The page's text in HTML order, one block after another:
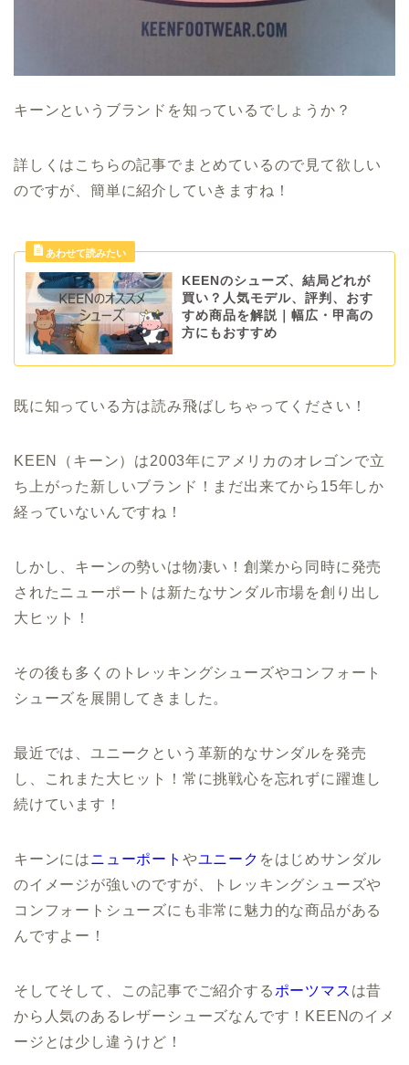
キーンというブランドを知っているでしょうか？
詳しくはこちらの記事でまとめているので見て欲しい
のですが、簡単に紹介していきますね！
KEENのシューズ、結局どれが
買い？人気モデル、評判、おす
すめ商品を解説｜幅広・甲高の
方にもおすすめ
既に知っている方は読み飛ばしちゃってください！
KEEN（キーン）は2003年にアメリカのオレゴンで立
ち上がった新しいブランド！まだ出来てから15年しか
経っていないんですね！
しかし、キーンの勢いは物凄い！創業から同時に発売
されたニューポートは新たなサンダル市場を創り出し
大ヒット！
その後も多くのトレッキングシューズやコンフォート
シューズを展開してきました。
最近では、ユニークという革新的なサンダルを発売
し、これまた大ヒット！常に挑戦心を忘れずに躍進し
続けています！
キーンにはニューポート やユニーク をはじめサンダル
のイメージが強いのですが、トレッキングシューズや
コンフォートシューズにも非常に魅力的な商品がある
んですよー！
そしてそして、この記事でご紹介する ポーツマス は昔
から人気のあるレザーシューズなんです！KEENのイメ
ージとは少し違うけど！